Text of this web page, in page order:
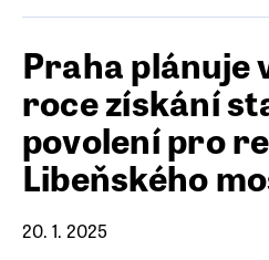
Praha plánuje
roce získání
povolení pro
Libeňského
20. 1. 2025